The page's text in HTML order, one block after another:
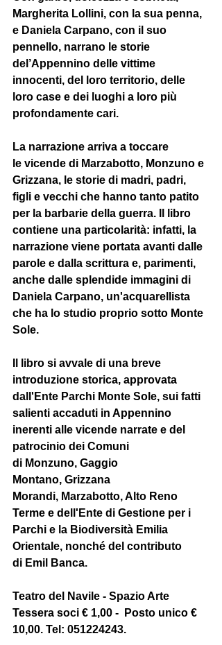
Margherita Lollini, con la sua penna,
e Daniela Carpano, con il suo
pennello, narrano le storie
del’Appennino delle vittime
innocenti, del loro territorio, delle
loro case e dei luoghi a loro più
profondamente cari.
La narrazione arriva a toccare
le vicende di Marzabotto, Monzuno e
Grizzana, le storie di madri, padri,
figli e vecchi che hanno tanto patito
per la barbarie della guerra. Il libro
contiene una particolarità: infatti, la
narrazione viene portata avanti dalle
parole e dalla scrittura e, parimenti,
anche dalle splendide immagini di
Daniela Carpano, un'acquarellista
che ha lo studio proprio sotto Monte
Sole.
Il libro si avvale di una breve
introduzione storica, approvata
dall' Ente Parchi Monte Sole, sui fatti
salienti accaduti in Appennino
inerenti alle vicende narrate e del
patrocinio dei Comuni
di Monzuno, Gaggio
Montano, Grizzana
Morandi, Marzabotto, Alto Reno
Terme e dell'Ente di Gestione per i
Parchi e la Biodiversità Emilia
Orientale, nonché del contributo
di Emil Banca.
Teatro del Navile - Spazio Arte
Tessera soci € 1,00 -  Posto unico €
10,00. Tel: 051224243.